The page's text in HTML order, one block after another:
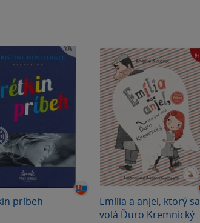
príbeh
Emília a anjel, ktorý sa
volá Ďuro Kremnický